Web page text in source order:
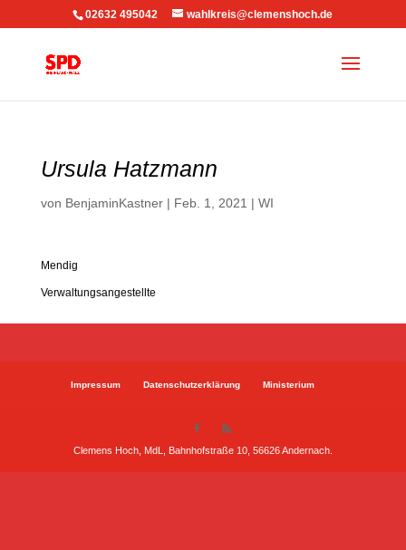
02632 495042 wahlkreis@clemenshoch.de
Ursula Hatzmann
von BenjaminKastner| Feb. 1, 2021 | WI
Mendig
Verwaltungsangestellte
Impressum Datenschutzerklärung Ministerium
Clemens Hoch, MdL, Bahnhofstraße 10, 56626 Andernach.